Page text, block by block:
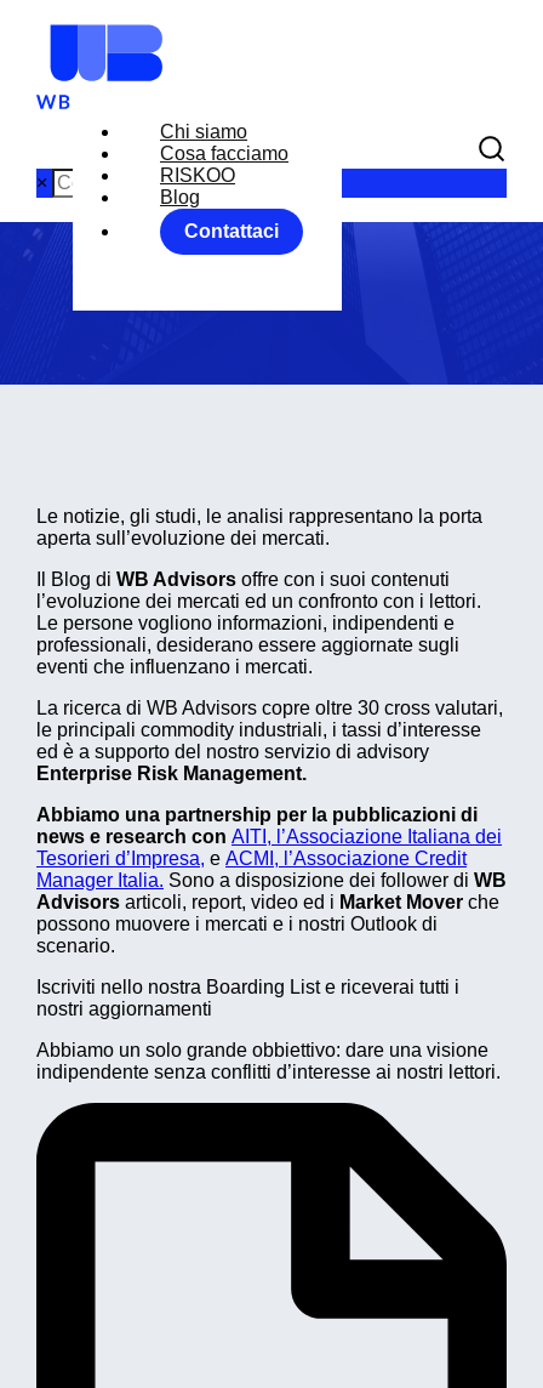
Chi siamo
Cosa facciamo
RISKOO
Blog
Contattaci
× Blog
Home Blog
Le notizie, gli studi, le analisi rappresentano la porta
aperta sull’evoluzione dei mercati.
Il Blog di WB Advisors offre con i suoi contenuti
l’evoluzione dei mercati ed un confronto con i lettori.
Le persone vogliono informazioni, indipendenti e
professionali, desiderano essere aggiornate sugli
eventi che influenzano i mercati.
La ricerca di WB Advisors copre oltre 30 cross valutari,
le principali commodity industriali, i tassi d’interesse
ed è a supporto del nostro servizio di advisory
Enterprise Risk Management.
Abbiamo una partnership per la pubblicazioni di
news e research con AITI, l’Associazione Italiana dei
Tesorieri d’Impresa, e ACMI, l’Associazione Credit
Manager Italia. Sono a disposizione dei follower di WB
Advisors articoli, report, video ed i Market Mover che
possono muovere i mercati e i nostri Outlook di
scenario.
Iscriviti nello nostra Boarding List e riceverai tutti i
nostri aggiornamenti
Abbiamo un solo grande obbiettivo: dare una visione
indipendente senza conflitti d’interesse ai nostri lettori.